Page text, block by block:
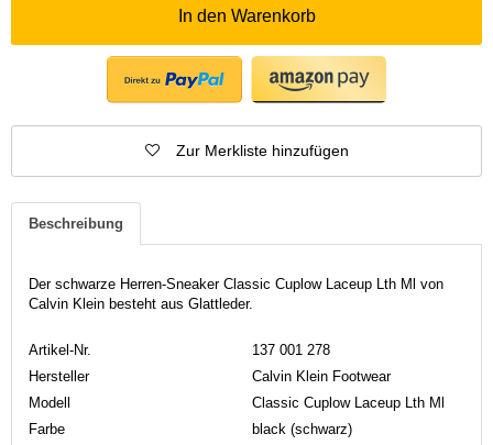
In den Warenkorb
Zur Merkliste hinzufügen
Beschreibung
Der schwarze Herren-Sneaker Classic Cuplow Laceup Lth Ml von
Calvin Klein besteht aus Glattleder.
Artikel-Nr.
137 001 278
Hersteller
Calvin Klein Footwear
Modell
Classic Cuplow Laceup Lth Ml
Farbe
black (schwarz)